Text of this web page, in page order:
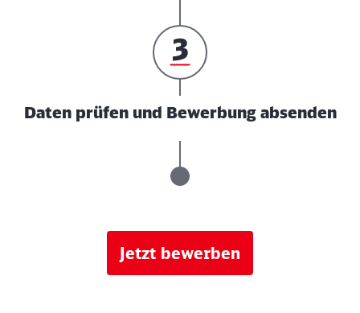
Daten prüfen und Bewerbung absenden
Jetzt bewerben